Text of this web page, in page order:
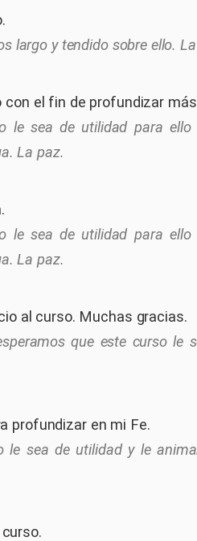
largo y tendido sobre ello.
el fin de profundizar
le sea de utilidad para
La paz.
le sea de utilidad para
La paz.
al curso. Muchas gracias.
que este curso le
profundizar en mi Fe.
le sea de utilidad y le